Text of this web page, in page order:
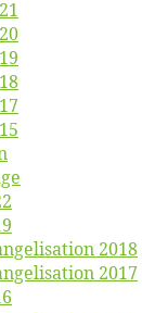
2018
2017